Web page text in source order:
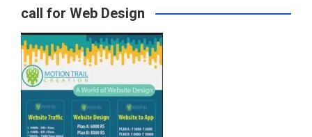
o
k
r
a
m
call for Web Design